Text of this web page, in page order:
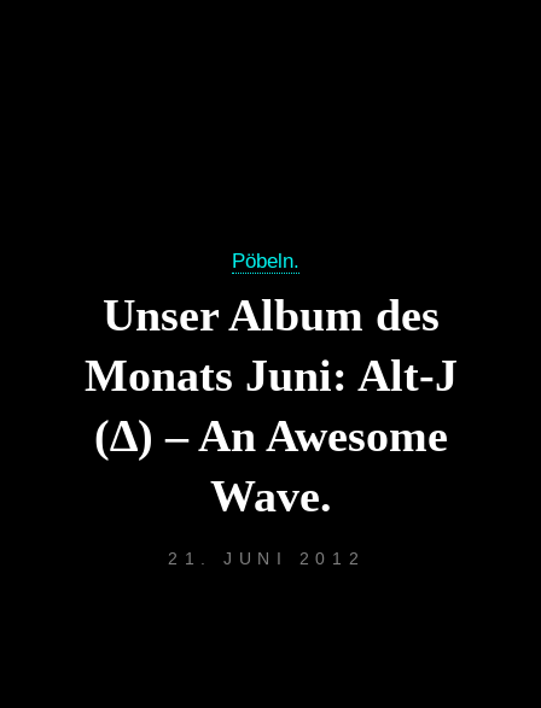
Pöbeln.
Unser Album des
Monats Juni: Alt-J
(∆) – An Awesome
Wave.
21. JUNI 2012